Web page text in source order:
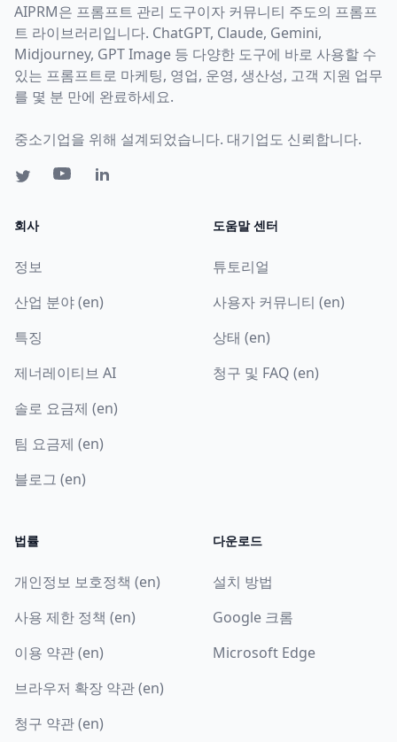
AIPRM은 프롬프트 관리 도구이자 커뮤니티 주도의 프롬프
트 라이브러리입니다. ChatGPT, Claude, Gemini,
Midjourney, GPT Image 등 다양한 도구에 바로 사용할 수
있는 프롬프트로 마케팅, 영업, 운영, 생산성, 고객 지원 업무
를 몇 분 만에 완료하세요.
중소기업을 위해 설계되었습니다. 대기업도 신뢰합니다.
회사
정보
산업 분야 (en)
특징
제너레이티브 AI
솔로 요금제 (en)
팀 요금제 (en)
블로그 (en)
도움말 센터
튜토리얼
사용자 커뮤니티 (en)
상태 (en)
청구 및 FAQ (en)
법률
개인정보 보호정책 (en)
사용 제한 정책 (en)
이용 약관 (en)
브라우저 확장 약관 (en)
청구 약관 (en)
다운로드
설치 방법
Google 크롬
Microsoft Edge